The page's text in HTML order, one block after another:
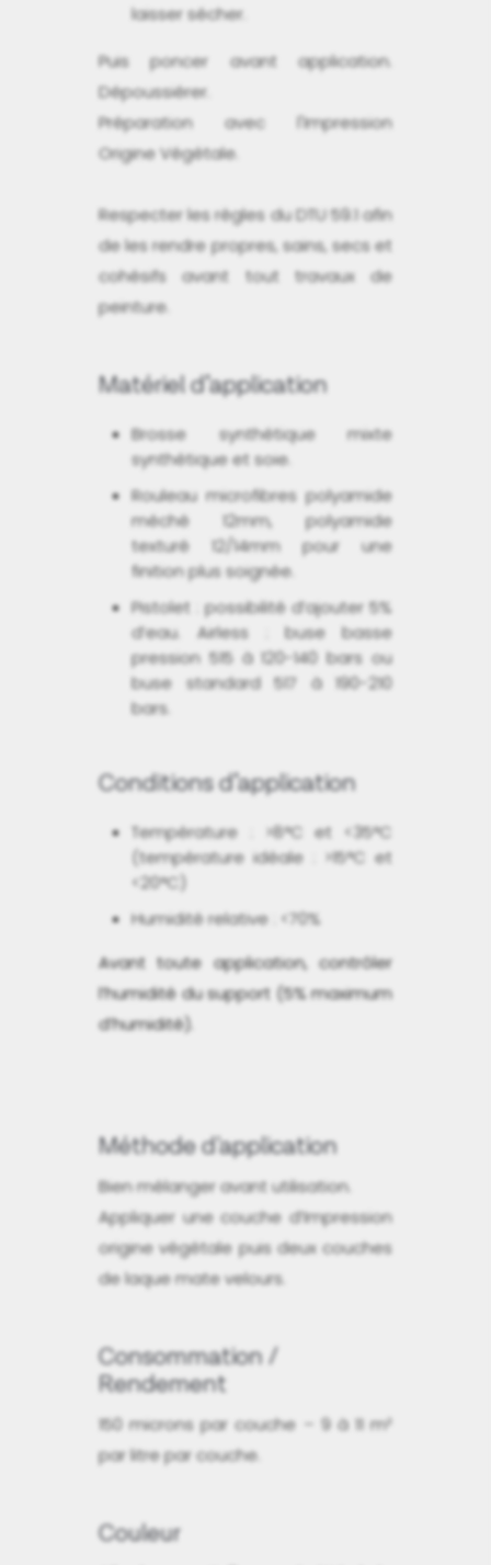
laisser sécher.
Puis poncer avant application.
Dépoussiérer.
Préparation avec l'Impression
Origine Végétale.
Respecter les règles du DTU 59.1 afin
de les rendre propres, sains, secs et
cohésifs avant tout travaux de
peinture.
Matériel d’application
Brosse synthétique mixte
synthétique et soie.
Rouleau microfibres polyamide
méché 12mm, polyamide
texturé 12/14mm pour une
finition plus soignée.
Pistolet : possibilité d’ajouter 5%
d’eau. Airless : buse basse
pression 515 à 120-140 bars ou
buse standard 517 à 190-210
bars.
Conditions d’application
Température : >8°C et <35°C
(température idéale : >15°C et
<20°C)
Humidité relative : <70%
Avant toute application, contrôler
l’humidité du support (5% maximum
d’humidité).
Méthode d'application
Bien mélanger avant utilisation.
Appliquer une couche d’Impression
origine végétale puis deux couches
de laque mate velours.
Consommation /
Rendement
150 microns par couche – 9 à 11 m²
par litre par couche.
Couleur